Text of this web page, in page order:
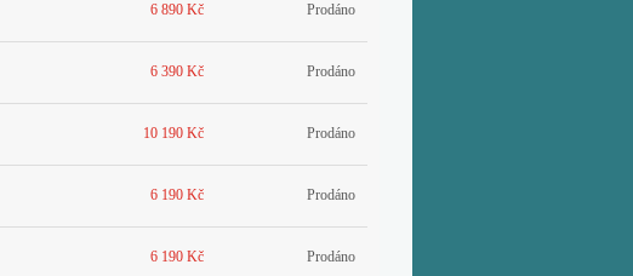
6 890 Kč Prodáno
6 390 Kč Prodáno
10 190 Kč Prodáno
6 190 Kč Prodáno
6 190 Kč Prodáno